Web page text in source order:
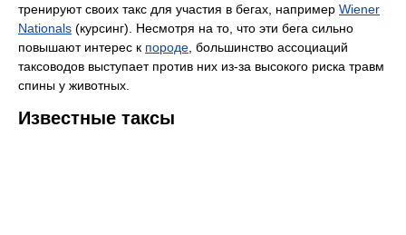
тренируют своих такс для участия в бегах, например Wiener
Nationals (курсинг). Несмотря на то, что эти бега сильно
повышают интерес к породе , большинство ассоциаций
таксоводов выступает против них из-за высокого риска травм
спины у животных.
Известные таксы